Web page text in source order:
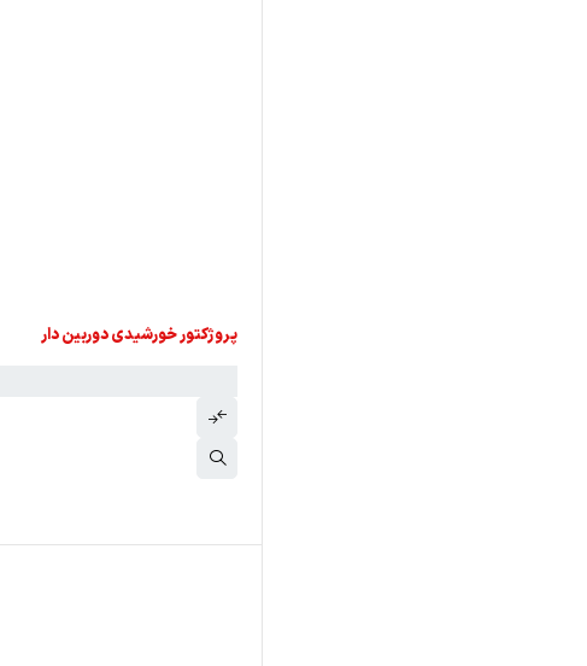
اتمام موجودی
پروژکتور خورشیدی دوربین دار